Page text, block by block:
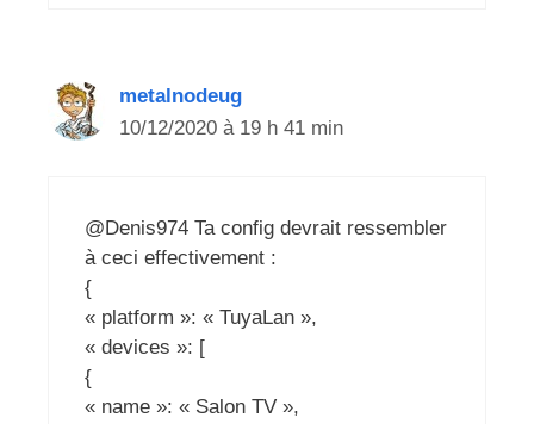
metalnodeug
10/12/2020 à 19 h 41 min
@Denis974 Ta config devrait ressembler
à ceci effectivement :
{
« platform »: « TuyaLan »,
« devices »: [
{
« name »: « Salon TV »,